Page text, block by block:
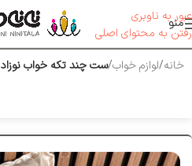
عبور به ناوبری
رفتن به محتوای اصلی
منو
خانه لوازم خواب ست چند تکه خواب نوزاد